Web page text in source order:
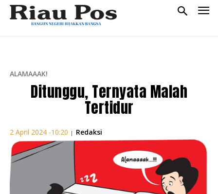
ALAMAAAK!
Ditunggu, Ternyata Malah
Tertidur
2 April 2024 -10:20 | Redaksi